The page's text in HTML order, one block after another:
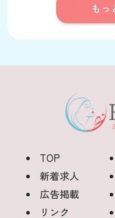
もっ
TOP
新着求人
広告掲載
リンク